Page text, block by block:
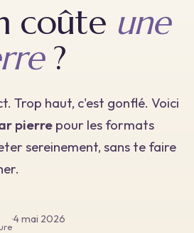
coûte une
?
Trop haut, c'est gonflé. Voici
pierre pour les formats
sereinement, sans te faire
·4 mai 2026